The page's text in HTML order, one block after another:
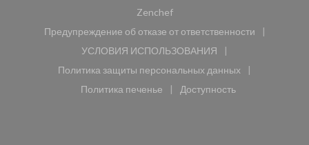
Zenchef((открывается в новом окне))
Предупреждение об отказе от ответственности
((открывается в новом окне))
УСЛОВИЯ ИСПОЛЬЗОВАНИЯ
((открывается в новом окне))
Политика защиты персональных данных
((открывается в новом окне))
Политика печенье
((открывается в новом окне))
Доступность